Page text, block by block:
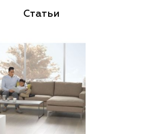
Статьи